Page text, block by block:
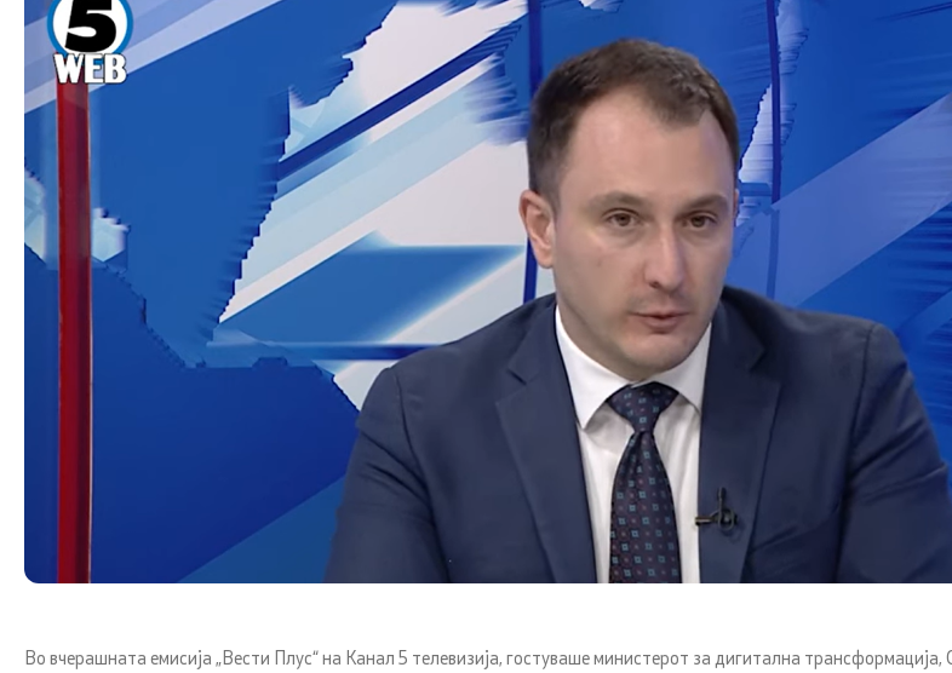
Клучни активности
Национален портал за е-услуги
Национална платформа за
интероперабилоност
Централен регистар на население
Политики за сајбер безбедност
MKSafeNet проект
Отворени податоци
Дигитална Европа
Повеќе информации
Контакт
Контакт
Изјава за
Во вчерашната емисија „Вести Плус“ на Канал 5 телевизија, гостуваше министерот за дигитална